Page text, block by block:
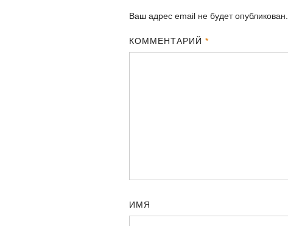
Ваш адрес email не будет опубликован.
КОММЕНТАРИЙ*
ИМЯ